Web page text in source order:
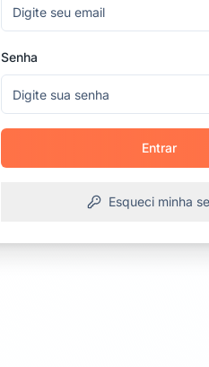
Senha
Entrar
Esqueci minha